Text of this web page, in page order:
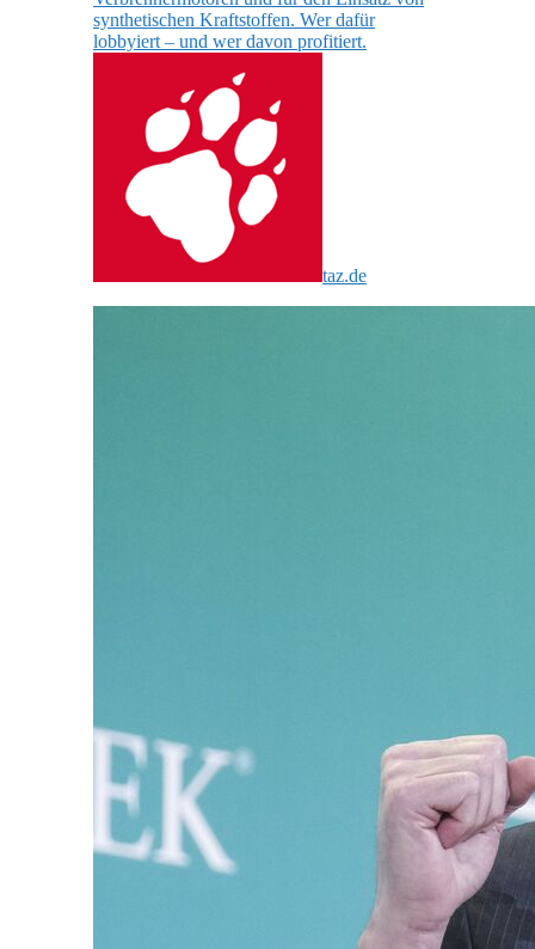
synthetischen Kraftstoffen. Wer dafür
lobbyiert – und wer davon profitiert.
taz.de